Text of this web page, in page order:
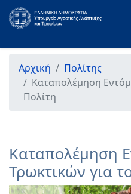
Αρχική
Πολίτης
Καταπολέμηση
Πολίτη
Καταπολέμηση
Τρωκτικών για